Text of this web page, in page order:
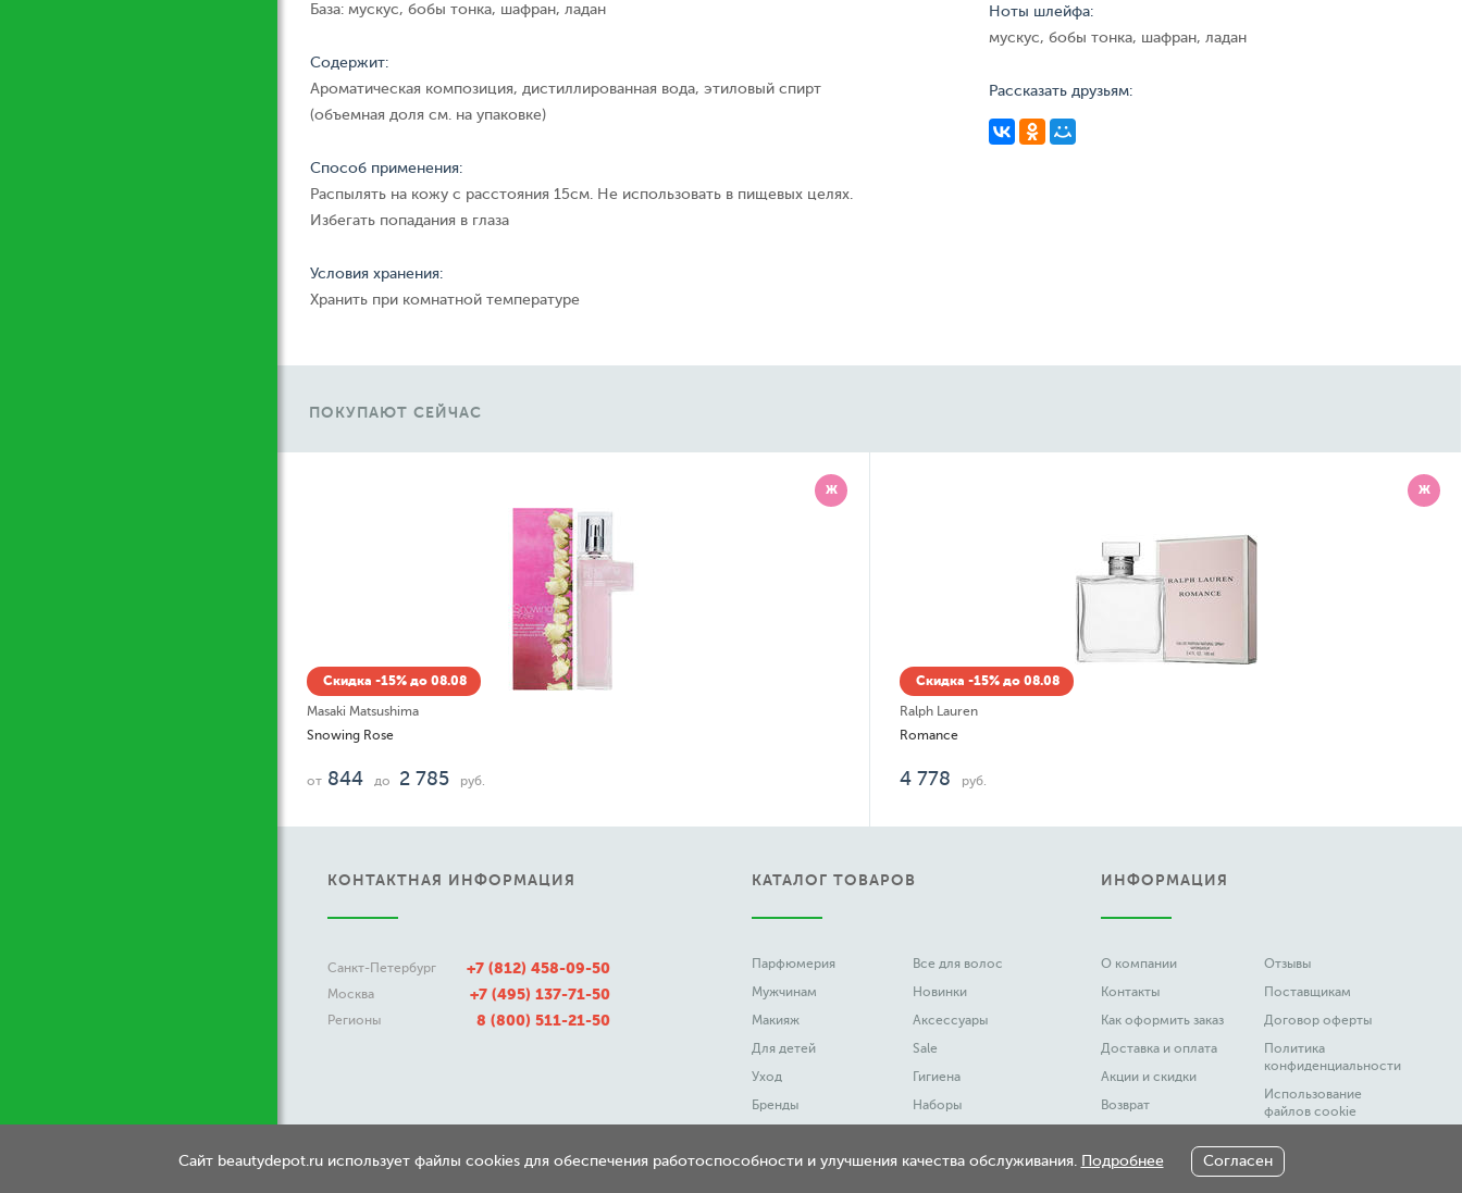
База: мускус, бобы тонка, шафран, ладан
Содержит:
Ароматическая композиция, дистиллированная вода, этиловый спирт
(объемная доля см. на упаковке)
Способ применения:
Распылять на кожу с расстояния 15см. Не использовать в пищевых целях.
Избегать попадания в глаза
Условия хранения:
Хранить при комнатной температуре
Ноты шлейфа:
мускус, бобы тонка, шафран, ладан
Рассказать друзьям:
ПОКУПАЮТ СЕЙЧАС
Ж
Скидка -15% до 08.08
Masaki Matsushima
Snowing Rose
от 844 до 2 785 руб.
Ж
Скидка -15% до 08.08
Ralph Lauren
Romance
4 778 руб.
КОНТАКТНАЯ ИНФОРМАЦИЯ
Санкт-Петербург +7 (812) 458-09-50
Москва +7 (495) 137-71-50
Регионы 8 (800) 511-21-50
КАТАЛОГ ТОВАРОВ
Парфюмерия
Мужчинам
Макияж
Для детей
Уход
Бренды
Все для волос
Новинки
Аксессуары
Sale
Гигиена
Наборы
ИНФОРМАЦИЯ
О компании
Контакты
Как оформить заказ
Доставка и оплата
Акции и скидки
Возврат
Новости
Отзывы
Поставщикам
Договор оферты
Политика
конфиденциальности
Использование
файлов cookie
Сайт beautydepot.ru использует файлы cookies для обеспечения работоспособности и улучшения качества обслуживания. Подробнее Согласен